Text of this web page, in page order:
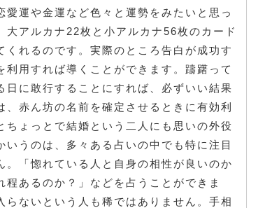
運や金運など色々と運勢をみたいと思っ
アルカナ22枚と小アルカナ56枚のカード
れるのです。実際のところ告白が成功す
用すれば導くことができます。躊躇って
に敢行することにすれば、必ずいい結果
赤ん坊の名前を確定させるときに有効利
ょっとで結婚という二人にも思いの外役
うのは、多々ある占いの中でも特に注目
「惚れている人と自身の相性が良いのか
あるのか？」などを占うことができま
ないという人も稀ではありません。手相